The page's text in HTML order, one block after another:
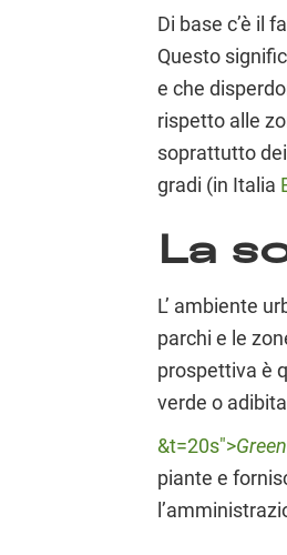
Di base c’è il
Questo
e che
rispetto alle
soprattutto
gradi (in Italia
La
L’ ambiente
parchi e le
prospettiva è
verde o
&t=20s">
piante e